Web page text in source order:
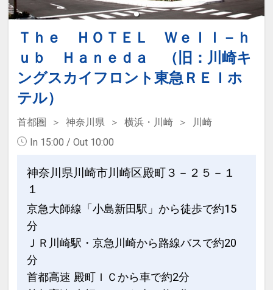
Ｔｈｅ ＨＯＴＥＬ Ｗｅｌｌ－ｈ
ｕｂ Ｈａｎｅｄａ （旧：川崎キ
ングスカイフロント東急ＲＥＩホ
テル）
首都圏 神奈川県 横浜・川崎
川崎
In 15:00 / Out 10:00
神奈川県川崎市川崎区殿町３－２５－１
１
京急大師線「小島新田駅」から徒歩で約15
分
ＪＲ川崎駅・京急川崎から路線バスで約20
分
首都高速 殿町ＩＣから車で約2分